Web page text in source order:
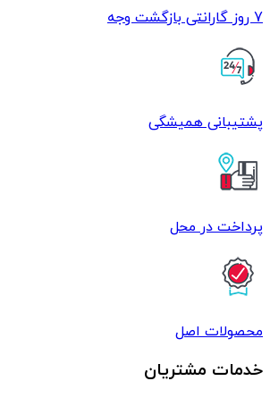
7 روز گارانتی بازگشت وجه
پشتیبانی همیشگی
پرداخت در محل
محصولات اصل
خدمات مشتریان